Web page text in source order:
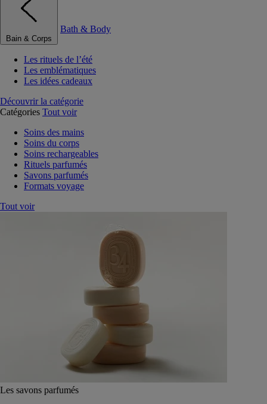
Bain & Corps
Bath & Body
Les rituels de l’été
Les emblématiques
Les idées cadeaux
Découvrir la catégorie
Catégories Tout voir
Soins des mains
Soins du corps
Soins rechargeables
Rituels parfumés
Savons parfumés
Formats voyage
Tout voir
Les savons parfumés